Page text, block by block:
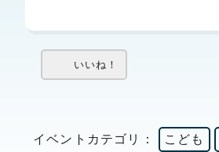
いいね！
イベントカテゴリ： こども